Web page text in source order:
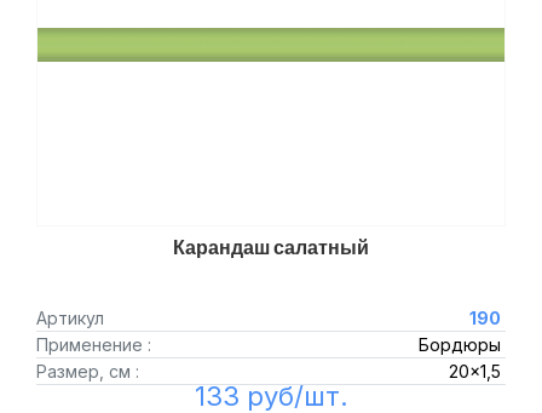
Карандаш салатный
Артикул
190
Применение :
Бордюры
Размер, см :
20x1,5
133 руб/шт.